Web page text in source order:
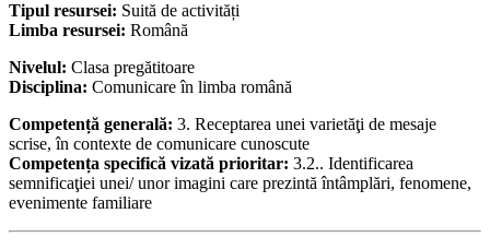
Tipul resursei: Suită de activități
Limba resursei: Română
Nivelul: Clasa pregătitoare
Disciplina: Comunicare în limba română
Competență generală: 3. Receptarea unei varietăţi de mesaje
scrise, în contexte de comunicare cunoscute
Competența specifică vizată prioritar: 3.2.. Identificarea
semnificaţiei unei/ unor imagini care prezintă întâmplări, fenomene,
evenimente familiare